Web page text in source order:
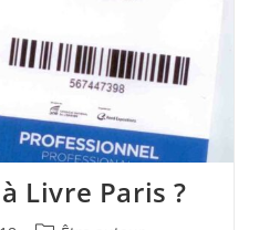
Livre Paris ?